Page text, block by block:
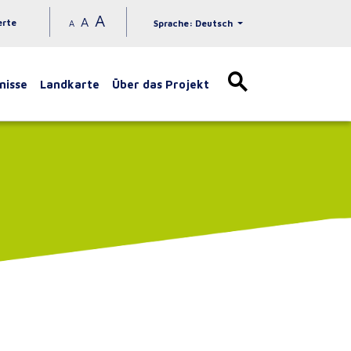
A A A Sprache: Deutsch
Landkarte Über das Projekt